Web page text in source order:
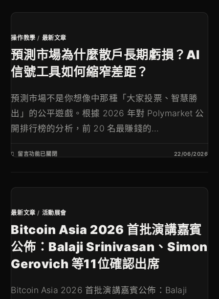
操作教學 / 最新文章
預測市場為什麼散戶長期虧損？AI
信號工具如何縮窄差距？
預測市場不是你想像中那種「大家投票、智慧勝
出」的公平遊戲。根據 2026 年對 Polymarket 公
開排行榜的分析，前 20 名最賺錢的...
留言功能已關閉 22/06/2026
最新文章 / 活動展會
Bitcoin Asia 2026 首批演講嘉賓
公佈：Balaji Srinivasan、Simon
Gerovich 等11位確認出席
Bitcoin Asia 2026 首批演講嘉賓公佈：Balaji